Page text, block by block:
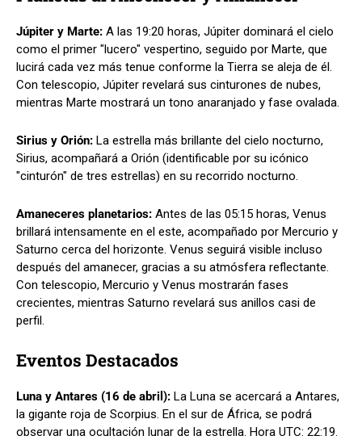
Júpiter y Marte: A las 19:20 horas, Júpiter dominará el cielo
como el primer "lucero" vespertino, seguido por Marte, que
lucirá cada vez más tenue conforme la Tierra se aleja de él.
Con telescopio, Júpiter revelará sus cinturones de nubes,
mientras Marte mostrará un tono anaranjado y fase ovalada.
Sirius y Orión: La estrella más brillante del cielo nocturno,
Sirius, acompañará a Orión (identificable por su icónico
"cinturón" de tres estrellas) en su recorrido nocturno.
Amaneceres planetarios: Antes de las 05:15 horas, Venus
brillará intensamente en el este, acompañado por Mercurio y
Saturno cerca del horizonte. Venus seguirá visible incluso
después del amanecer, gracias a su atmósfera reflectante.
Con telescopio, Mercurio y Venus mostrarán fases
crecientes, mientras Saturno revelará sus anillos casi de
perfil.
Eventos Destacados
Luna y Antares (16 de abril): La Luna se acercará a Antares,
la gigante roja de Scorpius. En el sur de África, se podrá
observar una ocultación lunar de la estrella. Hora UTC: 22:19.